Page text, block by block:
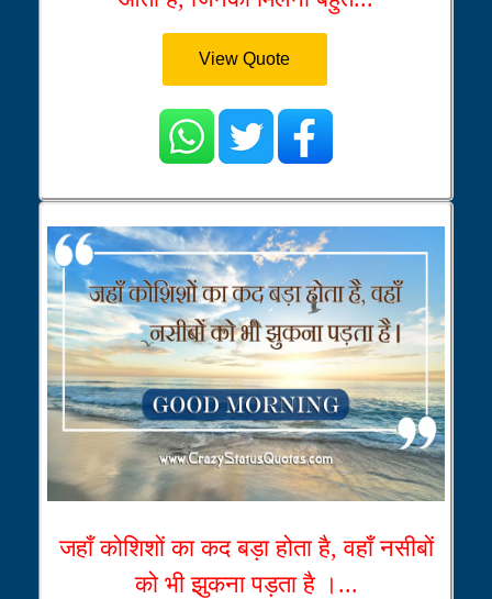
View Quote
जहाँ कोशिशों का कद बड़ा होता है, वहाँ नसीबों
को भी झुकना पड़ता है ।...